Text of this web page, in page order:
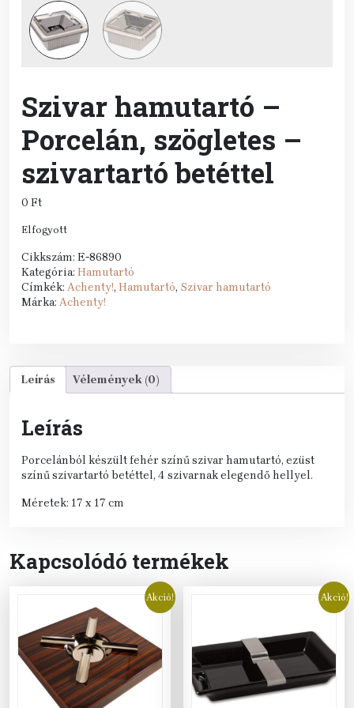
Szivar hamutartó –
Porcelán, szögletes –
szivartartó betéttel
0 Ft
Elfogyott
Cikkszám: E-86890
Kategória: Hamutartó
Címkék: Achenty!, Hamutartó, Szivar hamutartó
Márka: Achenty!
Leírás Vélemények (0)
Leírás
Porcelánból készült fehér színű szivar hamutartó, ezüst
színű szivartartó betéttel, 4 szivarnak elegendő hellyel.
Méretek: 17 x 17 cm
Kapcsolódó termékek
Akció! Akció!